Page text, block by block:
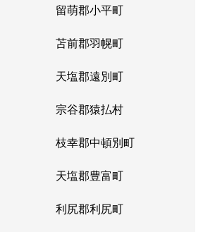
留萌郡小平町
苫前郡羽幌町
天塩郡遠別町
宗谷郡猿払村
枝幸郡中頓別町
天塩郡豊富町
利尻郡利尻町